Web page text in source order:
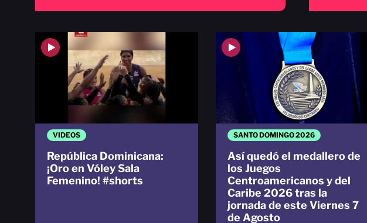
VIDEOS
República Dominicana:
¡Oro en Vóley Sala
Femenino! #shorts
SANTO DOMINGO 2026
Así quedó el medallero de
los Juegos
Centroamericanos y del
Caribe 2026 tras la
jornada de este Viernes 7
de Agosto